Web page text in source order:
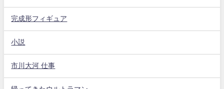
完成形フィギュア
小説
市川大河 仕事